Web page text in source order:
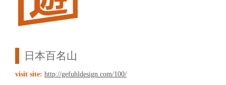
日本百名山
visit site: http://gefuhldesign.com/100/